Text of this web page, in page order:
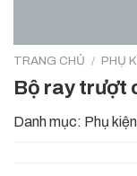
TRANG CHỦ / PHỤ
Bộ ray trượt
Danh mục: Phụ